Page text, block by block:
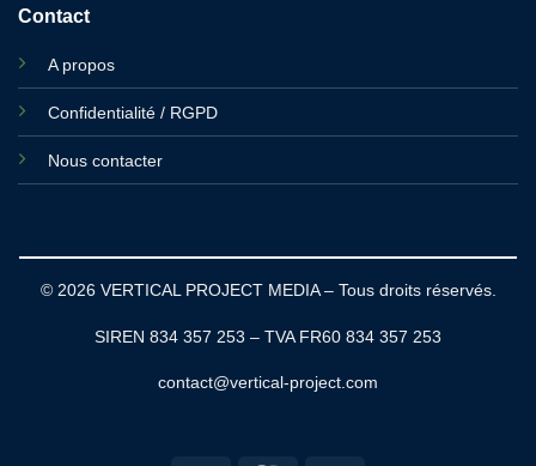
Contact
A propos
Confidentialité / RGPD
Nous contacter
© 2026 VERTICAL PROJECT MEDIA – Tous droits réservés.
SIREN 834 357 253 – TVA FR60 834 357 253
contact@vertical-project.com